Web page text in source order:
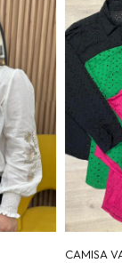
CAMISA